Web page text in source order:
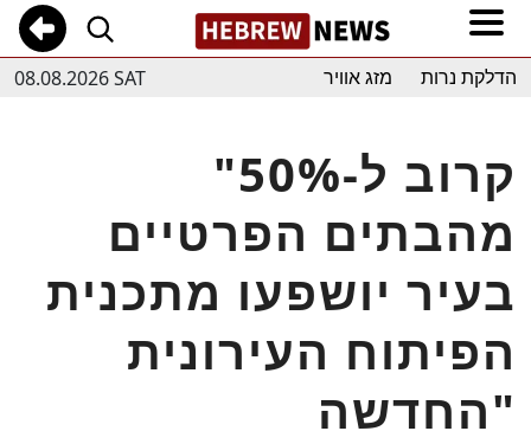
08.08.2026 SAT הדלקת נרות מזג אוויר
"קרוב ל-50%
מהבתים הפרטיים
בעיר יושפעו מתכנית
הפיתוח העירונית
החדשה"